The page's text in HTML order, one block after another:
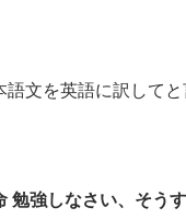
語文を英語に訳して
勉強しなさい、そう